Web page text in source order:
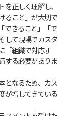
正しく理解し、
ること」が大切で
できること」「で
して現場でカスタ
「組織で対応す
する必要がありま
となるため、カス
が増してきている